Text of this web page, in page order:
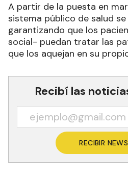
A partir de la puesta en
sistema público de salud
garantizando que los
social- puedan tratar las
que los aquejan en su
Recibí las
RECIBIR